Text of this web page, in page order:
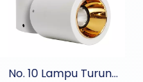
No. 10 Lampu Turun